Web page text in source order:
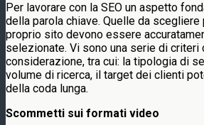
Per lavorare con la SEO un aspetto
della parola chiave. Quelle da
proprio sito devono essere
selezionate. Vi sono una serie di criteri
considerazione, tra cui: la tipologia di
volume di ricerca, il target dei clienti
della coda lunga.
Scommetti sui formati video